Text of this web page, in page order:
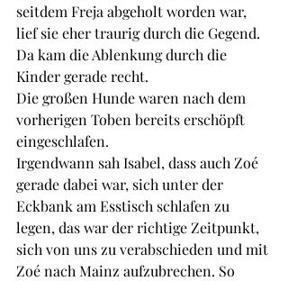
seitdem Freja abgeholt worden war,
lief sie eher traurig durch die Gegend.
Da kam die Ablenkung durch die
Kinder gerade recht.
Die großen Hunde waren nach dem
vorherigen Toben bereits erschöpft
eingeschlafen.
Irgendwann sah Isabel, dass auch Zoé
gerade dabei war, sich unter der
Eckbank am Esstisch schlafen zu
legen, das war der richtige Zeitpunkt,
sich von uns zu verabschieden und mit
Zoé nach Mainz aufzubrechen. So